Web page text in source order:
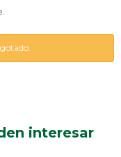
interesar